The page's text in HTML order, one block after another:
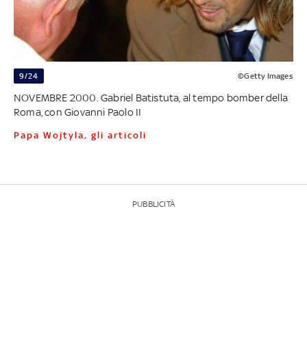
9/24 ©Getty Images
NOVEMBRE 2000. Gabriel Batistuta, al tempo bomber della
Roma, con Giovanni Paolo II
Papa Wojtyla, gli articoli
PUBBLICITÀ